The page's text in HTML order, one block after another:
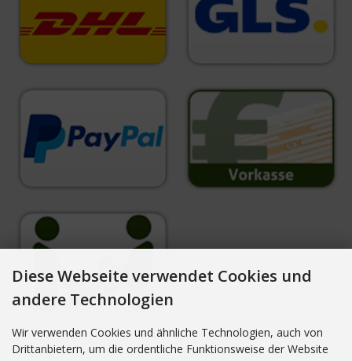
Diese Webseite verwendet Cookies und
andere Technologien
Wir verwenden Cookies und ähnliche Technologien, auch von
Drittanbietern, um die ordentliche Funktionsweise der Website